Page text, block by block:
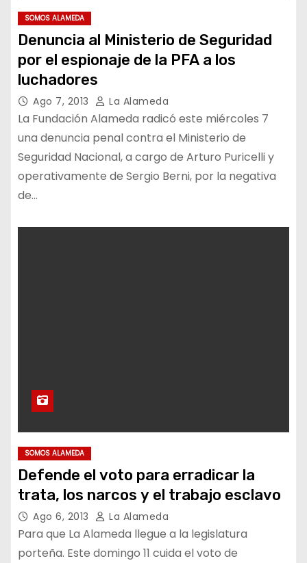
SOMOS ALAMEDA
Denuncia al Ministerio de Seguridad
por el espionaje de la PFA a los
luchadores
Ago 7, 2013 La Alameda
La Fundación Alameda radicó este miércoles 7
una denuncia penal contra el Ministerio de
Seguridad Nacional, a cargo de Arturo Puricelli y
operativamente de Sergio Berni, por la negativa
de…
SOMOS ALAMEDA
Defende el voto para erradicar la
trata, los narcos y el trabajo esclavo
Ago 6, 2013 La Alameda
Para que La Alameda llegue a la legislatura
porteña. Este domingo 11 cuida el voto de